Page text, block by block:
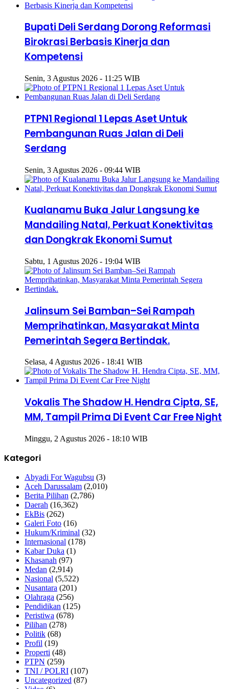
Bupati Deli Serdang Dorong Reformasi
Birokrasi Berbasis Kinerja dan
Kompetensi
Senin, 3 Agustus 2026 - 11:25 WIB
PTPN1 Regional 1 Lepas Aset Untuk
Pembangunan Ruas Jalan di Deli
Serdang
Senin, 3 Agustus 2026 - 09:44 WIB
Kualanamu Buka Jalur Langsung ke
Mandailing Natal, Perkuat Konektivitas
dan Dongkrak Ekonomi Sumut
Sabtu, 1 Agustus 2026 - 19:04 WIB
Jalinsum Sei Bamban–Sei Rampah
Memprihatinkan, Masyarakat Minta
Pemerintah Segera Bertindak.
Selasa, 4 Agustus 2026 - 18:41 WIB
Vokalis The Shadow H. Hendra Cipta, SE,
MM, Tampil Prima Di Event Car Free Night
Minggu, 2 Agustus 2026 - 18:10 WIB
Kategori
Abyadi For Wagubsu (3)
Aceh Darussalam (2,010)
Berita Pilihan (2,786)
Daerah (16,362)
EkBis (262)
Galeri Foto (16)
Hukum/Kriminal (32)
Internasional (178)
Kabar Duka (1)
Khasanah (97)
Medan (2,914)
Nasional (5,522)
Nusantara (201)
Olahraga (256)
Pendidikan (125)
Peristiwa (678)
Pilihan (278)
Politik (68)
Profil (19)
Properti (48)
PTPN (259)
TNI / POLRI (107)
Uncategorized (87)